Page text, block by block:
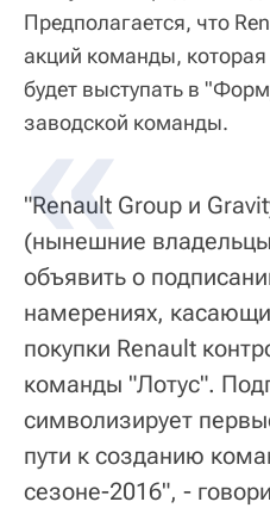
Предполагается, что
акций команды,
будет выступать в
заводской команды.
"Renault Group и
(нынешние
объявить о
намерениях,
покупки Renault
команды "Лотус".
символизирует
пути к созданию
сезоне-2016", -